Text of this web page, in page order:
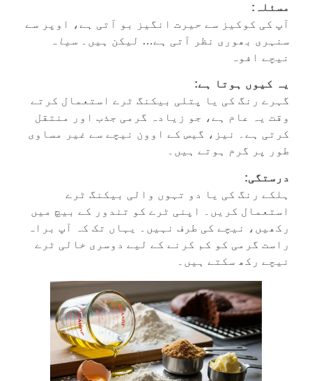
مسئلہ:
آپ کی کوکیز سے حیرت انگیز بو آتی ہے، اوپر سے
سنہری بھوری نظر آتی ہے… لیکن ہیں۔ سیاہ
نیچے افوہ
یہ کیوں ہوتا ہے:
گہرے رنگ کی یا پتلی بیکنگ ٹرے استعمال کرتے
وقت یہ عام ہے، جو زیادہ گرمی جذب اور منتقل
کرتی ہے۔ نیز، گیس کے اوون نیچے سے غیر مساوی
طور پر گرم ہوتے ہیں۔
درستگی:
ہلکے رنگ کی یا دو تہوں والی بیکنگ ٹرے
استعمال کریں۔ اپنی ٹرے کو تندور کے بیچ میں
رکھیں، نیچے کی طرف نہیں۔ یہاں تک کہ آپ براہ
راست گرمی کو کم کرنے کے لیے دوسری خالی ٹرے
نیچے رکھ سکتے ہیں۔